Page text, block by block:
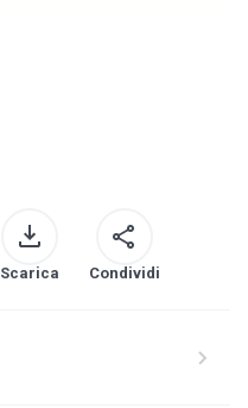
Scarica Condividi